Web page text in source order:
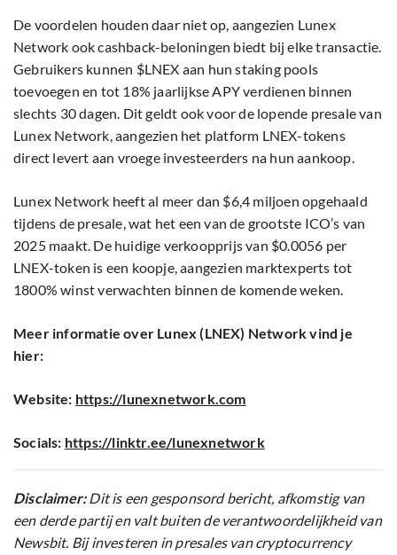
De voordelen houden daar niet op, aangezien Lunex
Network ook cashback-beloningen biedt bij elke transactie.
Gebruikers kunnen $LNEX aan hun staking pools
toevoegen en tot 18% jaarlijkse APY verdienen binnen
slechts 30 dagen. Dit geldt ook voor de lopende presale van
Lunex Network, aangezien het platform LNEX-tokens
direct levert aan vroege investeerders na hun aankoop.
Lunex Network heeft al meer dan $6,4 miljoen opgehaald
tijdens de presale, wat het een van de grootste ICO’s van
2025 maakt. De huidige verkoopprijs van $0.0056 per
LNEX-token is een koopje, aangezien marktexperts tot
1800% winst verwachten binnen de komende weken.
Meer informatie over Lunex (LNEX) Network vind je
hier:
Website: https://lunexnetwork.com
Socials: https://linktr.ee/lunexnetwork
Disclaimer:Dit is een gesponsord bericht, afkomstig van
een derde partij en valt buiten de verantwoordelijkheid van
Newsbit. Bij investeren in presales van cryptocurrency